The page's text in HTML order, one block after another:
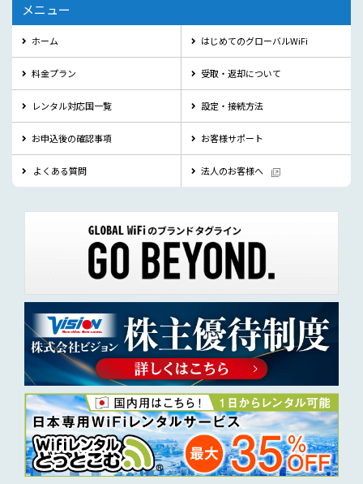
メニュー
ホーム はじめてのグローバルWiFi
料金プラン 受取・返却について
レンタル対応国一覧 設定・接続方法
お申込後の確認事項 お客様サポート
よくある質問 法人のお客様へ